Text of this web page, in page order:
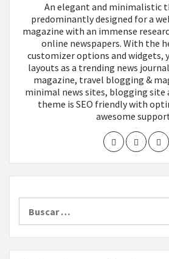
An elegant and minimalistic
predominantly designed for a
magazine with an immense
online newspapers. With the
customizer options and widgets,
layouts as a trending news
magazine, travel blogging &
minimal news sites, blogging site
theme is SEO friendly with
awesome